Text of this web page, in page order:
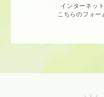
インターネッ
こちらのフォー